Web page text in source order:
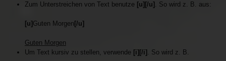
Zum Unterstreichen von Text benutze [u][/u] . So wird z. B. aus:
[u] Guten Morgen [/u]
Guten Morgen
Um Text kursiv zu stellen, verwende [i][/i] . So wird z. B.